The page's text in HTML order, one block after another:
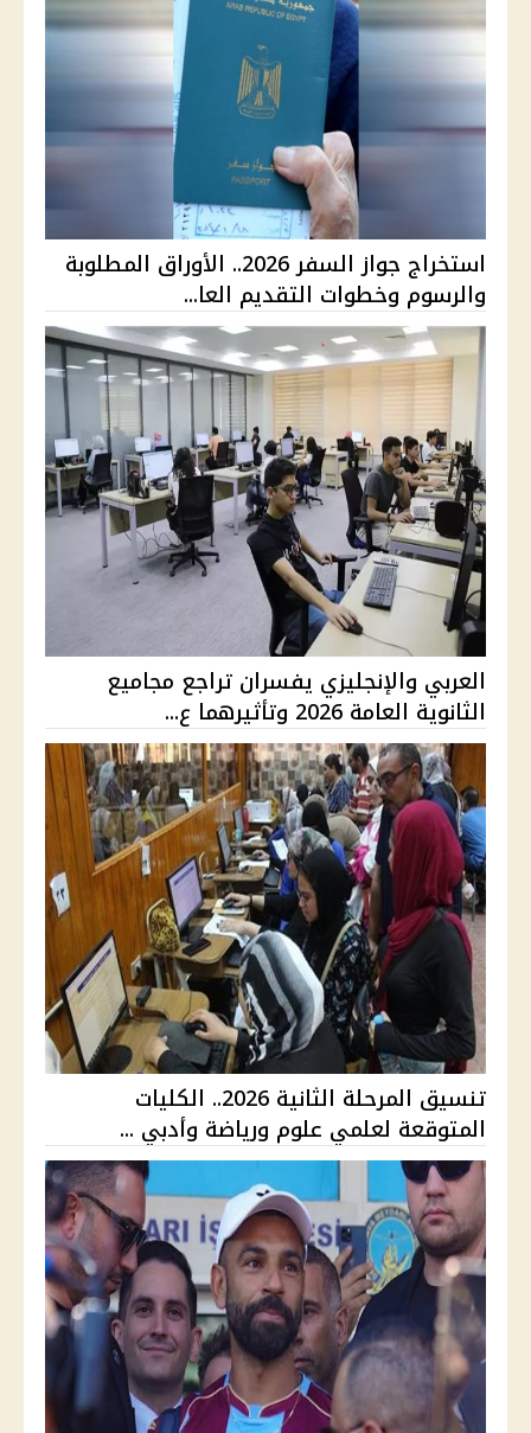
استخراج جواز السفر 2026.. الأوراق المطلوبة
والرسوم وخطوات التقديم العا...
العربي والإنجليزي يفسران تراجع مجاميع
الثانوية العامة 2026 وتأثيرهما ع...
تنسيق المرحلة الثانية 2026.. الكليات
المتوقعة لعلمي علوم ورياضة وأدبي ...